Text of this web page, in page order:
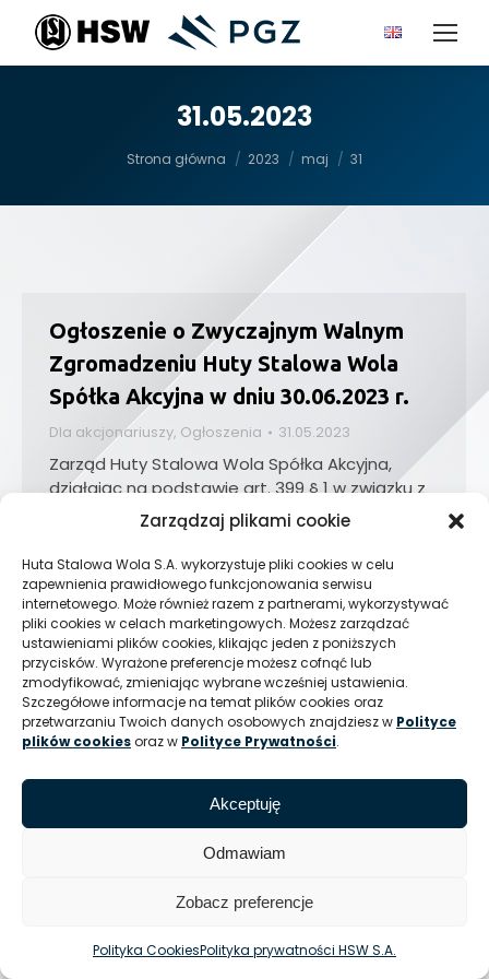
Zarządzaj plikami cookie
Huta Stalowa Wola S.A. wykorzystuje pliki cookies w celu
zapewnienia prawidłowego funkcjonowania serwisu
internetowego. Może również razem z partnerami, wykorzystywać
pliki cookies w celach marketingowych. Możesz zarządzać
ustawieniami plików cookies, klikając jeden z poniższych
przycisków. Wyrażone preferencje możesz cofnąć lub
zmodyfikować, zmieniając wybrane wcześniej ustawienia.
Szczegółowe informacje na temat plików cookies oraz
przetwarzaniu Twoich danych osobowych znajdziesz w Polityce
plików cookiesoraz w Polityce Prywatności.
Akceptuję
Odmawiam
Zobacz preferencje
Polityka CookiesPolityka prywatności HSW S.A.
31.05.2023
Strona główna 2023 maj 31
Ogłoszenie o Zwyczajnym Walnym
Zgromadzeniu Huty Stalowa Wola
Spółka Akcyjna w dniu 30.06.2023 r.
Dla akcjonariuszy, Ogłoszenia 31.05.2023
Zarząd Huty Stalowa Wola Spółka Akcyjna,
działając na podstawie art. 399 § 1 w związku z
art. 402 § 1 Kodeksu spółek handlowych oraz §
36 ust. 1 pkt 1 Statutu Spółki zwołuje Zwyczajne
Walne Zgromadzenie Huty Stalowa Wola
Spółka…
© Huta Stalowa Wola S.A.